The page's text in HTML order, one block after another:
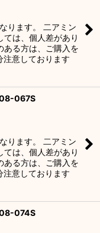
ります。 二アミン
ては、個人差があり
ある方は、ご購入を
意しております
067S
ります。 二アミン
ては、個人差があり
ある方は、ご購入を
意しております
074S